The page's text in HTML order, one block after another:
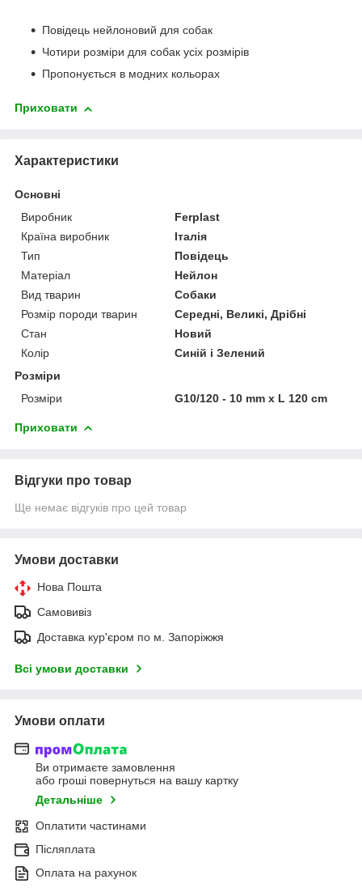
Повідець нейлоновий для собак
Чотири розміри для собак усіх розмірів
Пропонується в модних кольорах
Приховати
Характеристики
Основні
Виробник
Ferplast
Країна виробник
Італія
Тип
Повідець
Матеріал
Нейлон
Вид тварин
Собаки
Розмір породи тварин
Середні, Великі, Дрібні
Стан
Новий
Колір
Синій і Зелений
Розміри
Розміри
G10/120 - 10 mm x L 120 cm
Приховати
Відгуки про товар
Ще немає відгуків про цей товар
Умови доставки
Нова Пошта
Самовивіз
Доставка кур'єром по м. Запоріжжя
Всі умови доставки
Умови оплати
Ви отримаєте замовлення
або гроші повернуться на вашу картку
Детальніше
Оплатити частинами
Післяплата
Оплата на рахунок